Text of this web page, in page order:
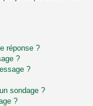
réponse ?
?
?
sondage ?
?